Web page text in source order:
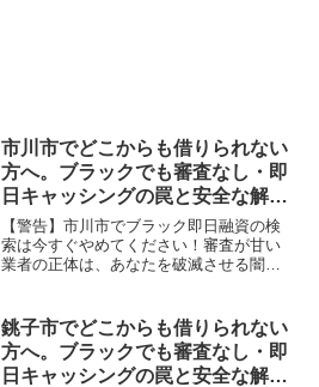
市川市でどこからも借りられない
方へ。ブラックでも審査なし・即
日キャッシングの罠と安全な解決
策
【警告】市川市でブラック即日融資の検
索は今すぐやめてください！審査が甘い
業者の正体は、あなたを破滅させる闇金
市で違法業者を避け、借金地獄から抜け
出した方々の実体験と確実な解決策を完
全公開。
銚子市でどこからも借りられない
方へ。ブラックでも審査なし・即
日キャッシングの罠と安全な解決